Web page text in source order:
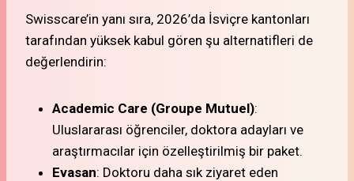
Swisscare’in yanı sıra, 2026’da İsviçre kantonları
tarafından yüksek kabul gören şu alternatifleri de
değerlendirin:
Academic Care (Groupe Mutuel):
Uluslararası öğrenciler, doktora adayları ve
araştırmacılar için özelleştirilmiş bir paket.
Evasan: Doktoru daha sık ziyaret eden